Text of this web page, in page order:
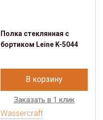
Полка стеклянная с
бортиком Leine K-5044
В корзину
Заказать в 1 клик
Wassercraft